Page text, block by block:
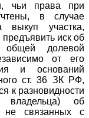
чьи права при
в случае
выкуп участка,
иск об
общей долевой
от его
и оснований
ст. 36 ЗК РФ,
к разновидности
владельца) об
не связанных с